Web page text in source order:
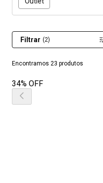
Encontramos 23 produtos
Filtrar (2)
34% OFF